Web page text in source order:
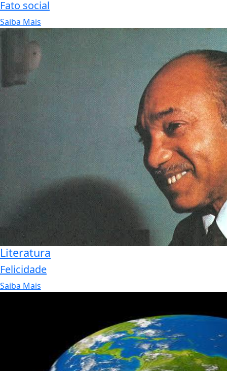
Fato social
Saiba Mais
Literatura
Felicidade
Saiba Mais